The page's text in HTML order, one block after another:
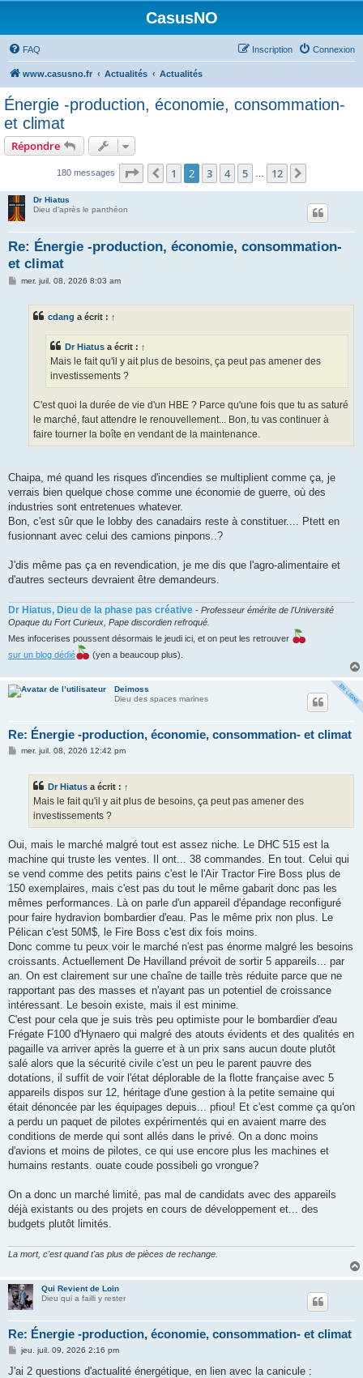
CasusNO
FAQ Connexion
Inscription
www.casusno.fr Actualités Actualités
Énergie -production, économie, consommation-
et climat
Répondre
180 messages Page sur12
Précédent
1 2 3 4 5 12
Dr Hiatus
Dieu d'après le panthéon
Re: Énergie -production, économie, consommation-
et climat
Mmer. juil. 08, 2026 8:03 am
cdang a écrit : ↑
Dr Hiatus a écrit : ↑
Mais le fait qu'il y ait plus de besoins, ça peut pas amener des
investissements ?
C'est quoi la durée de vie d'un HBE ? Parce qu'une fois que tu as saturé
le marché, faut attendre le renouvellement... Bon, tu vas continuer à
faire tourner la boîte en vendant de la maintenance.
Chaipa, mé quand les risques d'incendies se multiplient comme ça, je
verrais bien quelque chose comme une économie de guerre, où des
industries sont entretenues whatever.
Bon, c'est sûr que le lobby des canadairs reste à constituer.... Ptett en
fusionnant avec celui des camions pinpons..?
J'dis même pas ça en revendication, je me dis que l'agro-alimentaire et
d'autres secteurs devraient être demandeurs.
Dr Hiatus, Dieu de la phase pas créative - Professeur émérite de l'Université
Opaque du Fort Curieux, Pape discordien refroqué.
Mes infocerises poussent désormais le jeudi ici, et on peut les retrouver
sur un blog dédié
(yen a beaucoup plus).
Deimoss
Dieu des spaces marines
Re: Énergie -production, économie, consommation- et climat
Mmer. juil. 08, 2026 12:42 pm
Dr Hiatus a écrit : ↑
Mais le fait qu'il y ait plus de besoins, ça peut pas amener des
investissements ?
Oui, mais le marché malgré tout est assez niche. Le DHC 515 est la
machine qui truste les ventes. Il ont... 38 commandes. En tout. Celui qui
se vend comme des petits pains c'est le l'Air Tractor Fire Boss plus de
150 exemplaires, mais c'est pas du tout le même gabarit donc pas les
mêmes performances. Là on parle d'un appareil d'épandage reconfiguré
pour faire hydravion bombardier d'eau. Pas le même prix non plus. Le
Pélican c'est 50M$, le Fire Boss c'est dix fois moins.
Donc comme tu peux voir le marché n'est pas énorme malgré les besoins
croissants. Actuellement De Havilland prévoit de sortir 5 appareils... par
an. On est clairement sur une chaîne de taille très réduite parce que ne
rapportant pas des masses et n'ayant pas un potentiel de croissance
intéressant. Le besoin existe, mais il est minime.
C'est pour cela que je suis très peu optimiste pour le bombardier d'eau
Frégate F100 d'Hynaero qui malgré des atouts évidents et des qualités en
pagaille va arriver après la guerre et à un prix sans aucun doute plutôt
salé alors que la sécurité civile c'est un peu le parent pauvre des
dotations, il suffit de voir l'état déplorable de la flotte française avec 5
appareils dispos sur 12, héritage d'une gestion à la petite semaine qui
était dénoncée par les équipages depuis... pfiou! Et c'est comme ça qu'on
a perdu un paquet de pilotes expérimentés qui en avaient marre des
conditions de merde qui sont allés dans le privé. On a donc moins
d'avions et moins de pilotes, ce qui use encore plus les machines et
humains restants. ouate coude possibeli go vrongue?
On a donc un marché limité, pas mal de candidats avec des appareils
déjà existants ou des projets en cours de développement et... des
budgets plutôt limités.
La mort, c'est quand t'as plus de pièces de rechange.
Qui Revient de Loin
Dieu qui a failli y rester
Re: Énergie -production, économie, consommation- et climat
M
s
jeu. juil. 09, 2026 2:16 pm
J'ai 2 questions d'actualité énergétique, en lien avec la canicule :